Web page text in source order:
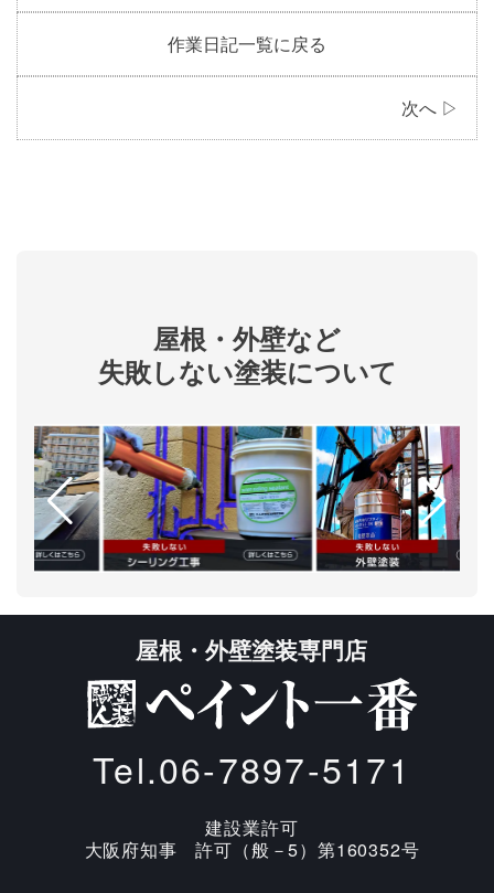
作業日記一覧に戻る
次へ ▷
屋根・外壁など
失敗しない塗装について
屋根・外壁塗装専門店
Tel.06-7897-5171
建設業許可
大阪府知事 許可（般－5）第160352号